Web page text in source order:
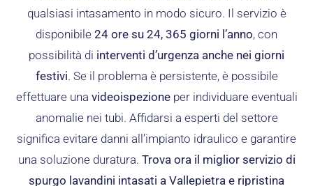
qualsiasi intasamento in modo sicuro. Il servizio è
disponibile 24 ore su 24, 365 giorni l’anno, con
possibilità di interventi d’urgenza anche nei giorni
festivi. Se il problema è persistente, è possibile
effettuare una videoispezioneper individuare eventuali
anomalie nei tubi. Affidarsi a esperti del settore
significa evitare danni all’impianto idraulico e garantire
una soluzione duratura. Trova ora il miglior servizio di
spurgo lavandini intasati a Vallepietra e ripristina